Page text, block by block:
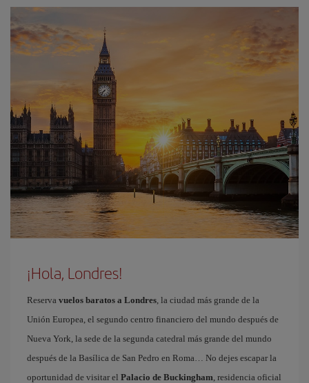
¡Hola, Londres!
Reserva vuelos baratos a Londres , la ciudad más grande de la
Unión Europea, el segundo centro financiero del mundo después de
Nueva York, la sede de la segunda catedral más grande del mundo
después de la Basílica de San Pedro en Roma… No dejes escapar la
oportunidad de visitar el Palacio de Buckingham , residencia oficial